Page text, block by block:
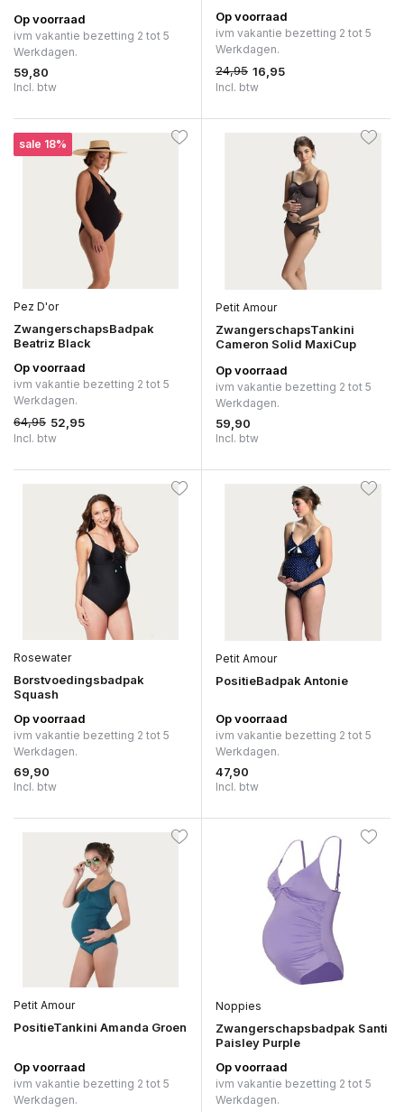
Op voorraad
ivm vakantie bezetting 2 tot 5
Werkdagen.
59,80
Incl. btw
Op voorraad
ivm vakantie bezetting 2 tot 5
Werkdagen.
24,95 16,95
Incl. btw
sale 18%
Pez D'or
ZwangerschapsBadpak
Beatriz Black
Op voorraad
ivm vakantie bezetting 2 tot 5
Werkdagen.
64,95 52,95
Incl. btw
Petit Amour
ZwangerschapsTankini
Cameron Solid MaxiCup
Op voorraad
ivm vakantie bezetting 2 tot 5
Werkdagen.
59,90
Incl. btw
Rosewater
Borstvoedingsbadpak
Squash
Op voorraad
ivm vakantie bezetting 2 tot 5
Werkdagen.
69,90
Incl. btw
Petit Amour
PositieBadpak Antonie
Op voorraad
ivm vakantie bezetting 2 tot 5
Werkdagen.
47,90
Incl. btw
Petit Amour
PositieTankini Amanda Groen
Op voorraad
ivm vakantie bezetting 2 tot 5
Werkdagen.
Noppies
Zwangerschapsbadpak Santi
Paisley Purple
Op voorraad
ivm vakantie bezetting 2 tot 5
Werkdagen.